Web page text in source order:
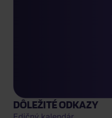
DÔLEŽITÉ ODKAZY